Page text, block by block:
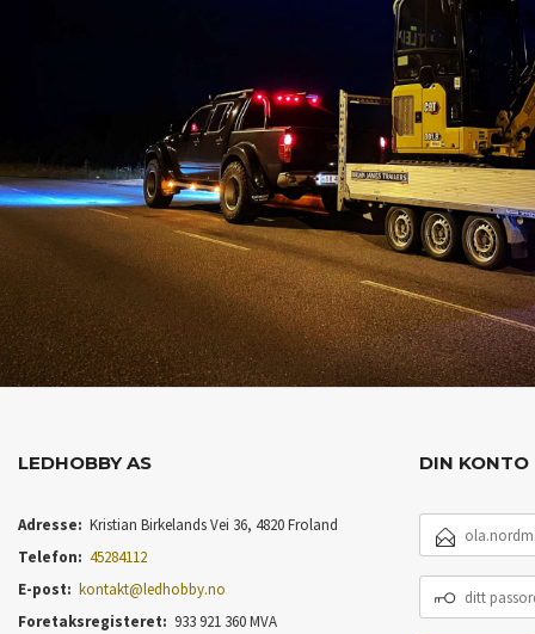
LEDHOBBY AS
Adresse: Kristian Birkelands Vei 36, 4820 Froland
Telefon: 45284112
E-post: kontakt@ledhobby.no
Foretaksregisteret: 933 921 360 MVA
DIN KONTO
POSTADRESSE
PASSORD